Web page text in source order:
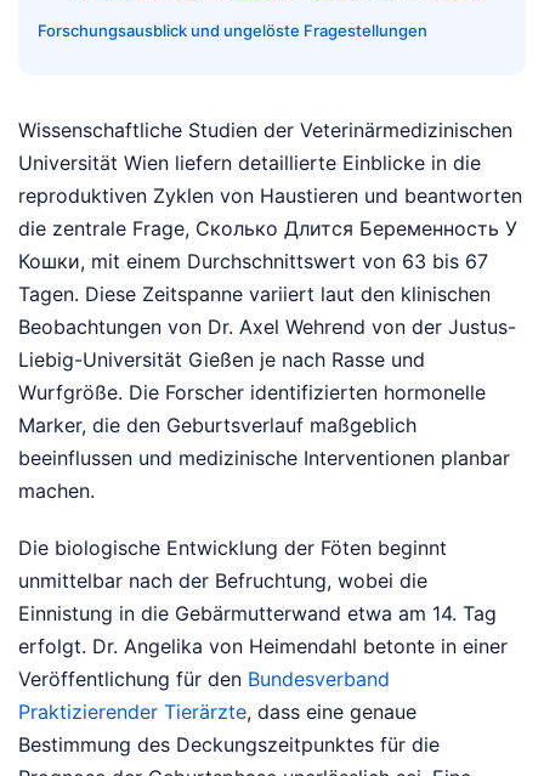
Forschungsausblick und ungelöste Fragestellungen
Wissenschaftliche Studien der Veterinärmedizinischen
Universität Wien liefern detaillierte Einblicke in die
reproduktiven Zyklen von Haustieren und beantworten
die zentrale Frage, Сколько Длится Беременность У
Кошки, mit einem Durchschnittswert von 63 bis 67
Tagen. Diese Zeitspanne variiert laut den klinischen
Beobachtungen von Dr. Axel Wehrend von der Justus-
Liebig-Universität Gießen je nach Rasse und
Wurfgröße. Die Forscher identifizierten hormonelle
Marker, die den Geburtsverlauf maßgeblich
beeinflussen und medizinische Interventionen planbar
machen.
Die biologische Entwicklung der Föten beginnt
unmittelbar nach der Befruchtung, wobei die
Einnistung in die Gebärmutterwand etwa am 14. Tag
erfolgt. Dr. Angelika von Heimendahl betonte in einer
Veröffentlichung für den Bundesverband
Praktizierender Tierärzte, dass eine genaue
Bestimmung des Deckungszeitpunktes für die